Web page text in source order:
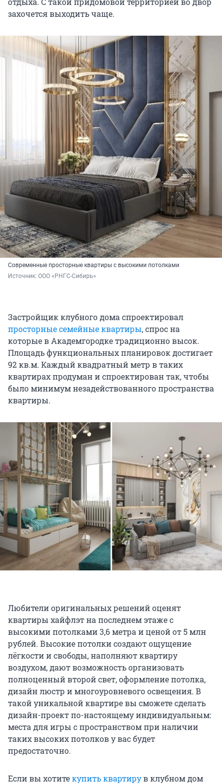
захочется выходить чаще.
Современные просторные квартиры с высокими потолками
Источник: ООО «РНГС-Сибирь»
Застройщик клубного дома спроектировал
просторные семейные квартиры, спрос на
которые в Академгородке традиционно высок.
Площадь функциональных планировок достигает
92 кв.м. Каждый квадратный метр в таких
квартирах продуман и спроектирован так, чтобы
было минимум незадействованного пространства
квартиры.
Любители оригинальных решений оценят
квартиры хайфлэт на последнем этаже с
высокими потолками 3,6 метра и ценой от 5 млн
рублей. Высокие потолки создают ощущение
лёгкости и свободы, наполняют квартиру
воздухом, дают возможность организовать
полноценный второй свет, оформление потолка,
дизайн люстр и многоуровневого освещения. В
такой уникальной квартире вы сможете сделать
дизайн-проект по-настоящему индивидуальным:
места для игры с пространством при наличии
таких высоких потолков у вас будет
предостаточно.
Если вы хотитекупить квартирув клубном дом